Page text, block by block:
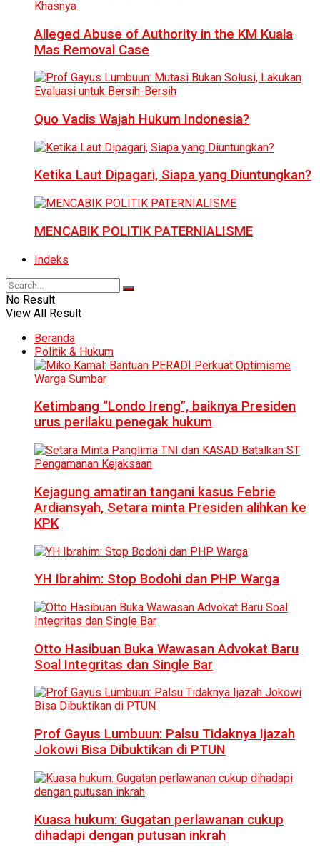
Alleged Abuse of Authority in the KM Kuala
Mas Removal Case
Quo Vadis Wajah Hukum Indonesia?
Ketika Laut Dipagari, Siapa yang Diuntungkan?
MENCABIK POLITIK PATERNIALISME
Indeks
No Result
View All Result
Beranda
Politik & Hukum
Ketimbang “Londo Ireng”, baiknya Presiden
urus perilaku penegak hukum
Kejagung amatiran tangani kasus Febrie
Ardiansyah, Setara minta Presiden alihkan ke
KPK
YH Ibrahim: Stop Bodohi dan PHP Warga
Otto Hasibuan Buka Wawasan Advokat Baru
Soal Integritas dan Single Bar
Prof Gayus Lumbuun: Palsu Tidaknya Ijazah
Jokowi Bisa Dibuktikan di PTUN
Kuasa hukum: Gugatan perlawanan cukup
dihadapi dengan putusan inkrah